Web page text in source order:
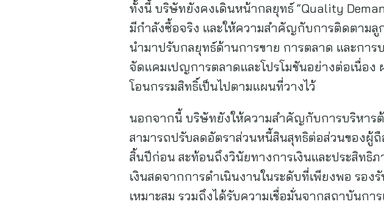
ทั้งนี้ บริษัทยังคงเดินหน้ากลยุทธ์ “Quality
มีกำลังซื้อจริง และให้ความสำคัญกับการติดตามลู
นำมาปรับกลยุทธ์ด้านการขาย การตลาด และกา
จัดแคมเปญการตลาดและโปรโมชันอย่างต่อเนื่อง
โอนกรรมสิทธิ์เป็นไปตามแผนที่วางไว้
นอกจากนี้ บริษัทยังให้ความสำคัญกับการบริหาร
สามารถปรับลดอัตราส่วนหนี้สินสุทธิต่อส่วนของผู้ถื
สิ้นปีก่อน สะท้อนถึงวินัยทางการเงินและประสิทธิ
เงินสดจากการดำเนินงานในระดับที่เพียงพอ รอ
เหมาะสม รวมถึงได้รับความเชื่อมั่นจากสถาบันก